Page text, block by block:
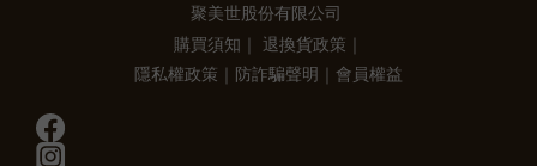
聚美世股份有限公司
購買須知 ｜ 退換貨政策 ｜
隱私權政策 ｜ 防詐騙聲明 ｜ 會員權益